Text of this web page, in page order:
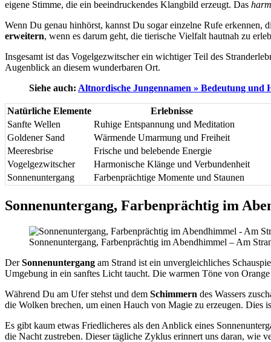
eigene Stimme, die ein beeindruckendes Klangbild erzeugt. Das
Wenn Du genau hinhörst, kannst Du sogar einzelne Rufe erkennen,
erweitern, wenn es darum geht, die tierische Vielfalt hautnah zu
Insgesamt ist das Vogelgezwitscher ein wichtiger Teil des
Augenblick an diesem wunderbaren Ort.
Siehe auch: Altnordische Jungennamen » Bedeutung und
Natürliche Elemente
Erlebnisse
Sanfte Wellen
Ruhige Entspannung und Meditation
Goldener Sand
Wärmende Umarmung und Freiheit
Meeresbrise
Frische und belebende Energie
Vogelgezwitscher
Harmonische Klänge und Verbundenheit
Sonnenuntergang
Farbenprächtige Momente und Staunen
Sonnenuntergang, Farbenprächtig im
Sonnenuntergang, Farbenprächtig im Abendhimmel – Am
DerSonnenuntergang am Strand ist ein unvergleichliches
Umgebung in ein sanftes Licht taucht. Die warmen Töne von
Während Du am Ufer stehst und dem Schimmern des Wassers
die Wolken brechen, um einen Hauch von Magie zu erzeugen. Dies
Es gibt kaum etwas Friedlicheres als den Anblick eines
die Nacht zustreben. Dieser tägliche Zyklus erinnert uns daran, wie